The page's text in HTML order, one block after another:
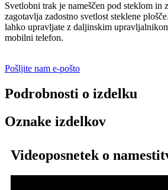
Svetlobni trak je nameščen pod steklom in
zagotavlja zadostno svetlost steklene
lahko upravljate z daljinskim
mobilni telefon.
Pošljite nam e-pošto
Podrobnosti o izdelku
Oznake izdelkov
Videoposnetek o